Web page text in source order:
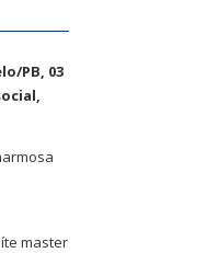
PB, 03
master